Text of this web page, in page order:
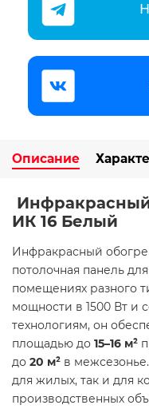
Описание
Инфракрасный
ИК 16 Белый
Инфракрасный
потолочная панель
помещениях разного
мощности в 1500 Вт и
технологиям, он
площадью до 15–16 м²
до 20 м² в
для жилых, так и для
производственных